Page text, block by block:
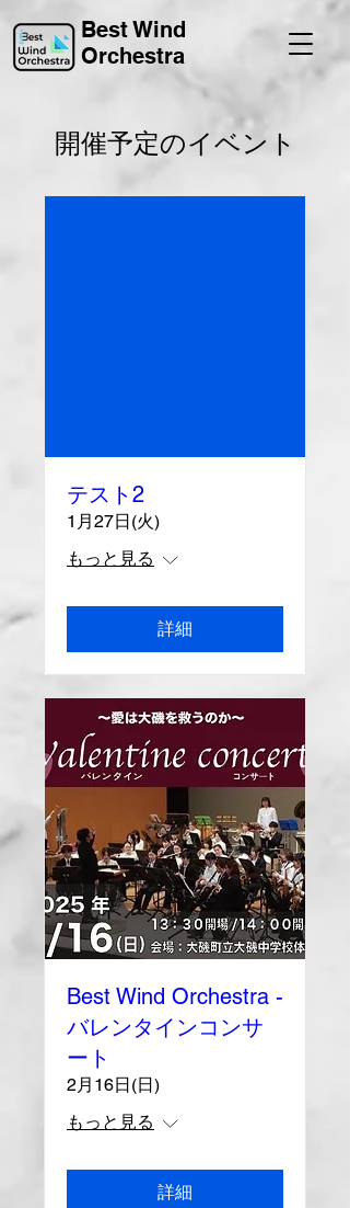
Best Wind
Orchestra
開催予定のイベント
テスト2
1月27日(火)
もっと見る
詳細
Best Wind Orchestra -
バレンタインコンサ
ート
2月16日(日)
もっと見る
詳細